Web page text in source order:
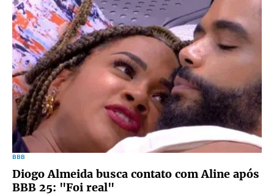
BBB
Diogo Almeida busca contato com Aline após
BBB 25: "Foi real"